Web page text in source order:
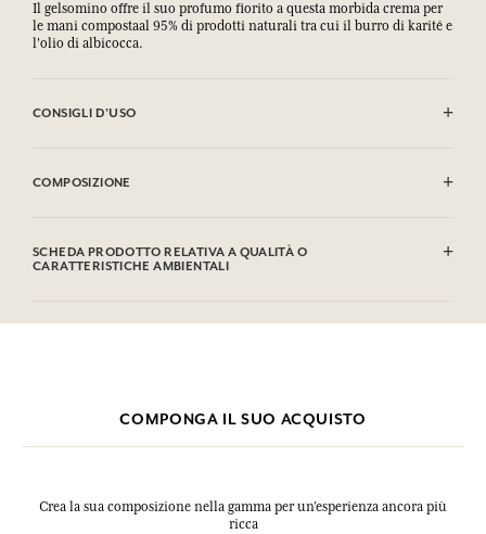
Il gelsomino offre il suo profumo fiorito a questa morbida crema per
le mani compostaal 95% di prodotti naturali tra cui il burro di karité e
l'olio di albicocca.
CONSIGLI D'USO
COMPOSIZIONE
Parkii (Shea) Butter, Glyceryl Stearate Se, Polyglyceryl-6 Distearate,
Prunus Armeniaca Kernel Oil, Parfum (Fragrance), Cetyl Alcohol,
SCHEDA PRODOTTO RELATIVA A QUALITÀ O
CARATTERISTICHE AMBIENTALI
Si prega di consultare le qualità o le caratteristiche ambientali
COMPONGA IL SUO ACQUISTO
Crea la sua composizione nella gamma per un’esperienza ancora più
ricca